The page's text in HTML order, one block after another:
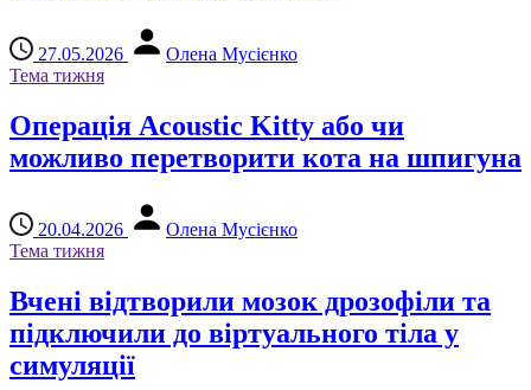
27.05.2026
Олена Мусієнко
Тема тижня
Операція Acoustic Kitty або чи
можливо перетворити кота на шпигуна
20.04.2026
Олена Мусієнко
Тема тижня
Вчені відтворили мозок дрозофіли та
підключили до віртуального тіла у
симуляції